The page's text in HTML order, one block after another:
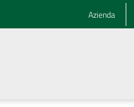
Azienda